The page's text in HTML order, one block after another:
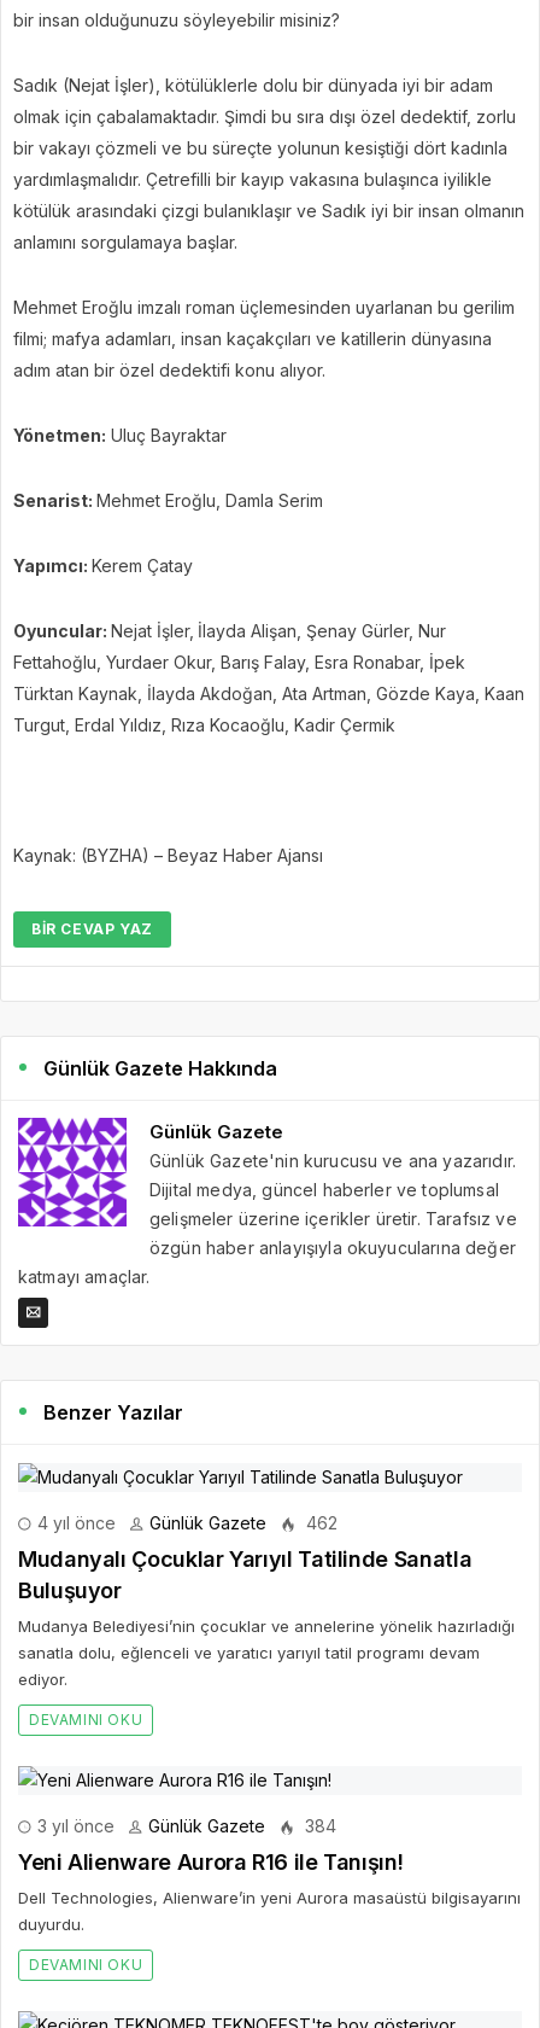
bir insan olduğunuzu söyleyebilir misiniz?
Sadık (Nejat İşler), kötülüklerle dolu bir dünyada iyi bir adam
olmak için çabalamaktadır. Şimdi bu sıra dışı özel dedektif, zorlu
bir vakayı çözmeli ve bu süreçte yolunun kesiştiği dört kadınla
yardımlaşmalıdır. Çetrefilli bir kayıp vakasına bulaşınca iyilikle
kötülük arasındaki çizgi bulanıklaşır ve Sadık iyi bir insan olmanın
anlamını sorgulamaya başlar.
Mehmet Eroğlu imzalı roman üçlemesinden uyarlanan bu gerilim
filmi; mafya adamları, insan kaçakçıları ve katillerin dünyasına
adım atan bir özel dedektifi konu alıyor.
Yönetmen: Uluç Bayraktar
Senarist: Mehmet Eroğlu, Damla Serim
Yapımcı: Kerem Çatay
Oyuncular: Nejat İşler, İlayda Alişan, Şenay Gürler, Nur
Fettahoğlu, Yurdaer Okur, Barış Falay, Esra Ronabar, İpek
Türktan Kaynak, İlayda Akdoğan, Ata Artman, Gözde Kaya, Kaan
Turgut, Erdal Yıldız, Rıza Kocaoğlu, Kadir Çermik
Kaynak: (BYZHA) – Beyaz Haber Ajansı
BIR CEVAP YAZ
Günlük Gazete Hakkında
Günlük Gazete
Günlük Gazete'nin kurucusu ve ana yazarıdır.
Dijital medya, güncel haberler ve toplumsal
gelişmeler üzerine içerikler üretir. Tarafsız ve
özgün haber anlayışıyla okuyucularına değer
katmayı amaçlar.
Benzer Yazılar
4 yıl önce Günlük Gazete 462
Mudanyalı Çocuklar Yarıyıl Tatilinde Sanatla
Buluşuyor
Mudanya Belediyesi’nin çocuklar ve annelerine yönelik hazırladığı
sanatla dolu, eğlenceli ve yaratıcı yarıyıl tatil programı devam
ediyor.
DEVAMINI OKU
3 yıl önce Günlük Gazete 384
Yeni Alienware Aurora R16 ile Tanışın!
Dell Technologies, Alienware’in yeni Aurora masaüstü bilgisayarını
duyurdu.
DEVAMINI OKU